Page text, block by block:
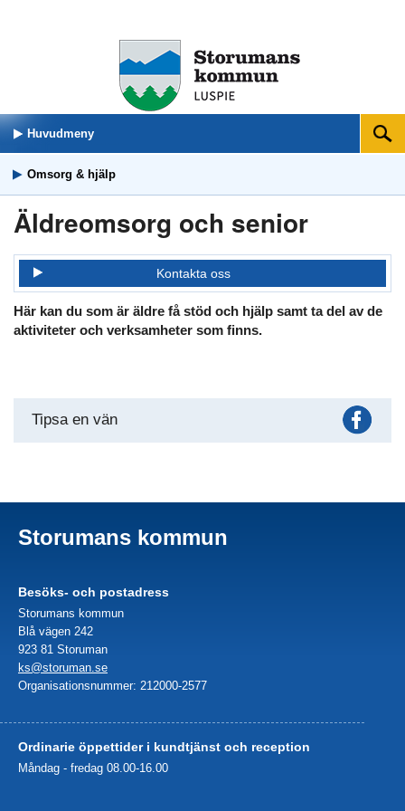
Huvudmeny Sök
Omsorg & hjälp
Äldreomsorg och senior
Kontakta oss
Här kan du som är äldre få stöd och hjälp samt ta del av de
aktiviteter och verksamheter som finns.
Tipsa en vän
Storumans kommun
Besöks- och postadress
Storumans kommun
Blå vägen 242
923 81 Storuman
ks@storuman.se
Organisationsnummer: 212000-2577
Ordinarie öppettider i kundtjänst och reception
Måndag - fredag 08.00-16.00